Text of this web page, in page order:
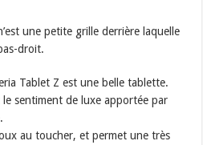
une petite grille derrière laquelle
droit.
Tablet Z est une belle tablette.
sentiment de luxe apportée par
au toucher, et permet une très